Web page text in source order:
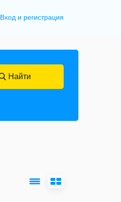
Вход и регистрация
Найти